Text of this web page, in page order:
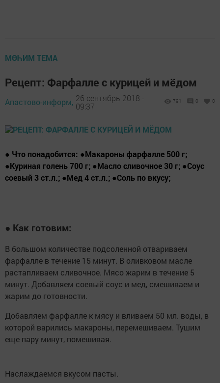
МӨҺИМ ТЕМА
Рецепт: Фарфалле с курицей и мёдом
Апастово-информ, 26 сентябрь 2018 -
09:37
791 0 0
● Что понадобится: ●Макароны фарфалле 500 г;
●Куриная голень 700 г; ●Масло сливочное 30 г; ●Соус
соевый 3 ст.л.; ●Мед 4 ст.л.; ●Соль по вкусу;
● Как готовим:
В большом количестве подсоленной отвариваем
фарфалле в течение 15 минут. В оливковом масле
растапливаем сливочное. Мясо жарим в течение 5
минут. Добавляем соевый соус и мед, смешиваем и
жарим до готовности.
Добавляем фарфалле к мясу и вливаем 50 мл. воды, в
которой варились макароны, перемешиваем. Тушим
еще пару минут, помешивая.
Наслаждаемся вкусом пасты.